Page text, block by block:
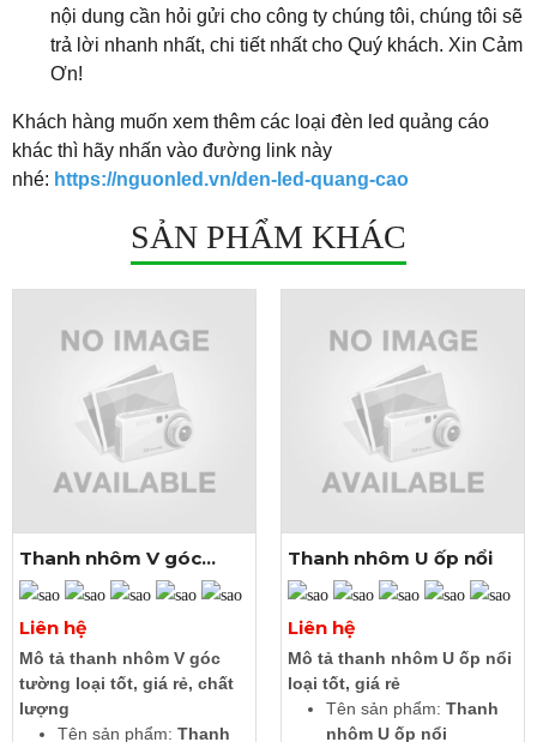
nội dung cần hỏi gửi cho công ty chúng tôi, chúng tôi sẽ
trả lời nhanh nhất, chi tiết nhất cho Quý khách. Xin Cảm
Ơn!
​Khách hàng muốn xem thêm các loại đèn led quảng cáo
khác thì hãy nhấn vào đường link này
nhé: https://nguonled.vn/den-led-quang-cao
SẢN PHẨM KHÁC
Xem thêm ảnh
Thanh nhôm V góc
tường
Liên hệ
Mô tả thanh nhôm V góc
tường loại tốt, giá rẻ, chất
lượng
Tên sản phẩm: Thanh
Xem thêm ảnh
Thanh nhôm U ốp nổi
Liên hệ
Mô tả thanh nhôm U ốp nổi
loại tốt, giá rẻ
Tên sản phẩm: Thanh
nhôm U ốp nổi